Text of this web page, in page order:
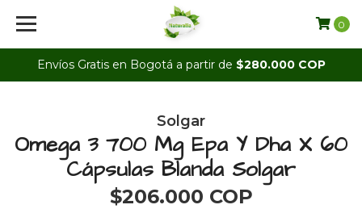
Envíos Gratis en Bogotá a partir de $280.000 COP
0
Solgar
Omega 3 700 Mg Epa Y Dha X 60
Cápsulas Blanda Solgar
$206.000 COP